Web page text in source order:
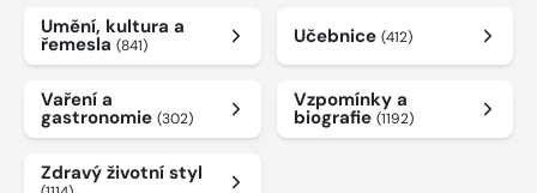
Umění, kultura a
řemesla (841) Učebnice (412)
Vaření a
gastronomie (302)
Vzpomínky a
biografie (1192)
Zdravý životní styl